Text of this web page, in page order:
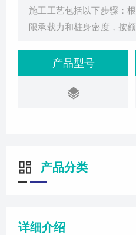
施工工艺包括以下步骤：
限承载力和桩身密度，按
证书。清除周围及地下障
动范围内场地的地基承载
查打桩机械设备、起重机
必须按设备说明书和有关
产品型号
产品分类
详细介绍